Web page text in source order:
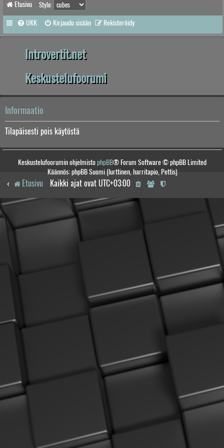
Etusivu Style:
UKK Kirjaudu sisään Rekisteröidy
Introvertit.net
Keskustelufoorumi
Informaatio
Tilapäisesti pois käytöstä
Keskustelufoorumin ohjelmistophpBB® Forum Software © phpBB Limited
Käännös: phpBB Suomi (lurttinen, harritapio, Pettis)
Etusivu Kaikki ajat ovat UTC+03:00